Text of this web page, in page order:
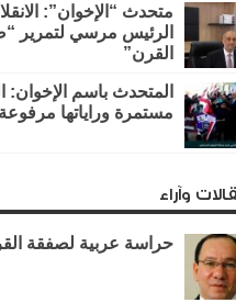
متحدث “الإخوان”:
الرئيس مرسي لتمرير
القرن”
المتحدث باسم الإخوان:
مستمرة وراياتها مرفوعة
وآراء
حراسة عربية لصفقة